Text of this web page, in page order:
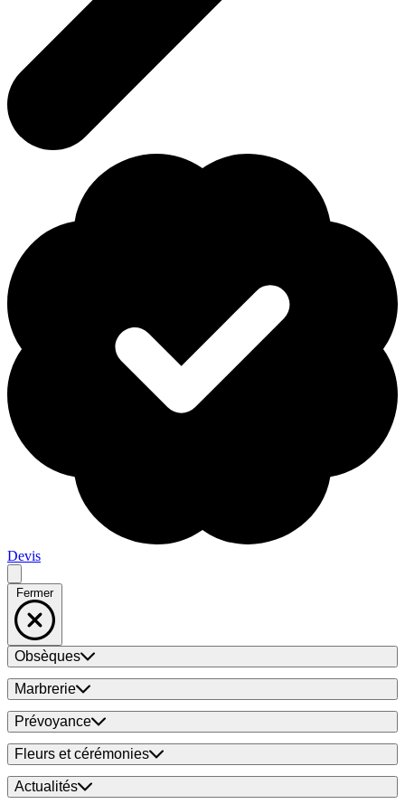
Devis
Fermer
Obsèques
Marbrerie
Prévoyance
Fleurs et cérémonies
Actualités